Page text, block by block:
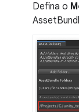
Defina o